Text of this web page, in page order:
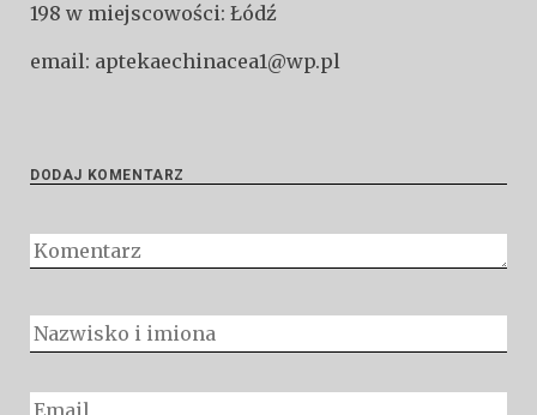
198 w miejscowości: Łódź
email: aptekaechinacea1@wp.pl
DODAJ KOMENTARZ